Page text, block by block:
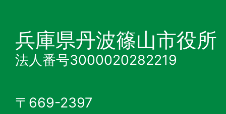
兵庫県丹波篠山市役所
法人番号3000020282219
〒669-2397